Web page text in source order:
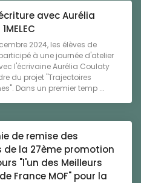
avec Aurélia
2024, les élèves de
participé à une journée d'atelier
l'écrivaine Aurélia Coulaty
du projet "Trajectoires
Dans un premier temp ...
de remise des
de la 27ème promotion
"l'un des Meilleurs
France MOF" pour la